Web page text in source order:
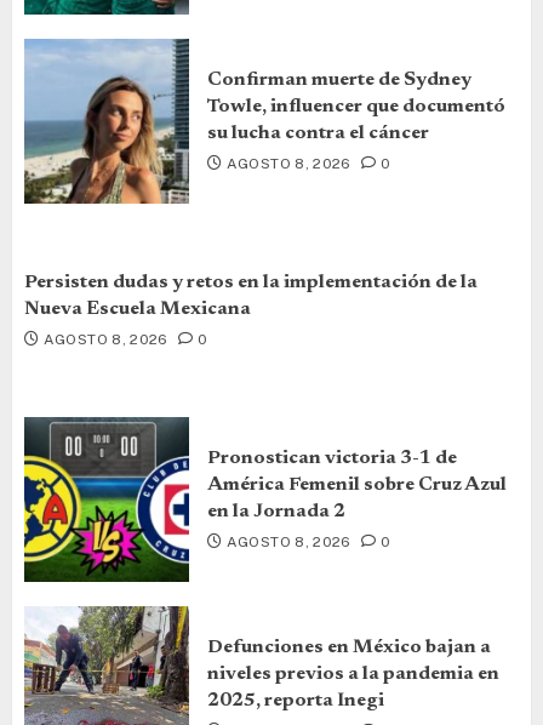
Confirman muerte de Sydney
Towle, influencer que documentó
su lucha contra el cáncer
AGOSTO 8, 2026 0
Persisten dudas y retos en la implementación de la
Nueva Escuela Mexicana
AGOSTO 8, 2026 0
Pronostican victoria 3-1 de
América Femenil sobre Cruz Azul
en la Jornada 2
AGOSTO 8, 2026 0
Defunciones en México bajan a
niveles previos a la pandemia en
2025, reporta Inegi